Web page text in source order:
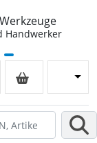
Handwerker